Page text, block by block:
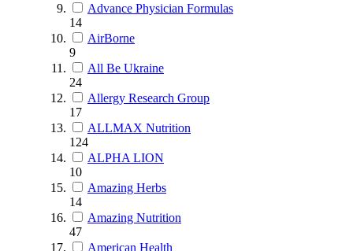
Advance Physician Formulas
14
AirBorne
9
All Be Ukraine
24
Allergy Research Group
17
ALLMAX Nutrition
124
ALPHA LION
10
Amazing Herbs
14
Amazing Nutrition
47
American Health